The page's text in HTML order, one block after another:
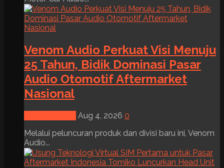
Venom Audio Perkuat Visi Menuju
25 Tahun, Bidik Dominasi Pasar
Audio Otomotif Aftermarket
Nasional
Aug 4, 2026 0
Melalui peluncuran produk dan divisi baru ini, Venom
Audio...